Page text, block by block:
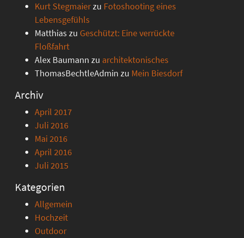
Kurt Stegmaierzu Fotoshooting eines
Lebensgefühls
Matthias zu Geschützt: Eine verrückte
Floßfahrt
Alex Baumann zu architektonisches
ThomasBechtleAdmin zu Mein Biesdorf
Archiv
April 2017
Juli 2016
Mai 2016
April 2016
Juli 2015
Kategorien
Allgemein
Hochzeit
Outdoor